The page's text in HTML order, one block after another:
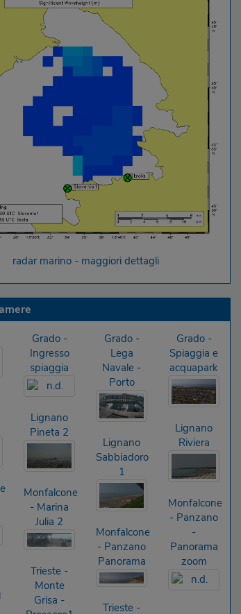
radar marino - maggiori dettagli
Grado -
Ingresso
spiaggia
Grado -
Lega
Navale -
Porto
Grado -
Spiaggia e
acquapark
Lignano
Pineta 2
Lignano
Riviera
Lignano
Sabbiadoro
1
Monfalcone
- Marina
Julia 2
Monfalcone
- Panzano
-
Panorama
zoom
Monfalcone
- Panzano
Panorama
Trieste -
Monte
Grisa -
Trieste -